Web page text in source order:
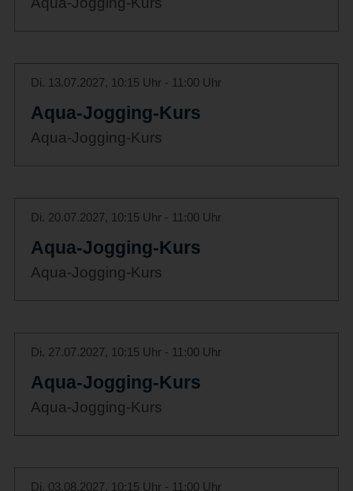
Di. 13.07.2027, 10:15 Uhr - 11:00 Uhr
Aqua-Jogging-Kurs
Aqua-Jogging-Kurs
Di. 20.07.2027, 10:15 Uhr - 11:00 Uhr
Aqua-Jogging-Kurs
Aqua-Jogging-Kurs
Di. 27.07.2027, 10:15 Uhr - 11:00 Uhr
Aqua-Jogging-Kurs
Aqua-Jogging-Kurs
Di. 03.08.2027, 10:15 Uhr - 11:00 Uhr